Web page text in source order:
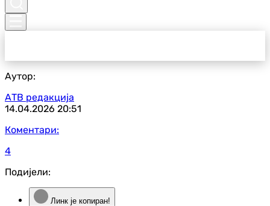
Аутор:
АТВ редакција
14.04.2026 20:51
Коментари:
4
Подијели:
Линк је копиран!